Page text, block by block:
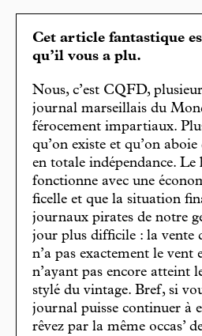
Cet article fantastique
qu’il vous a plu.
Nous, c’est CQFD,
journal marseillais du
férocement impartiaux.
qu’on existe et qu’on
en totale indépendance. Le
fonctionne avec une
ficelle et que la situation
journaux pirates de notre
jour plus difficile : la vente
n’a pas exactement le
n’ayant pas encore atteint
stylé du vintage. Bref, si
journal puisse continuer à
rêvez par la même occas’